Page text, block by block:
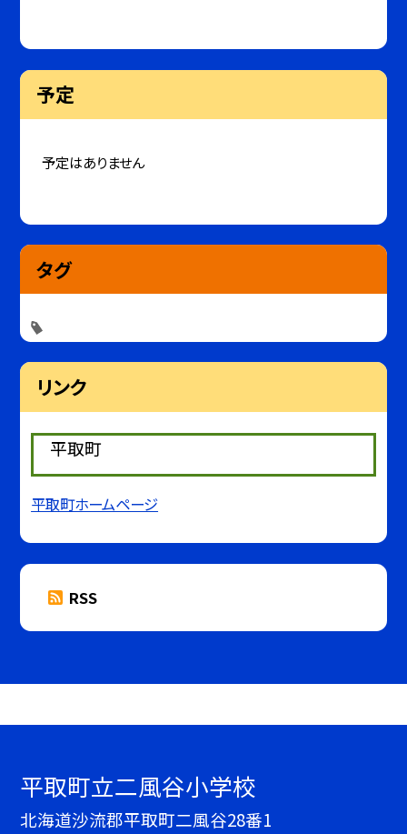
予定
予定はありません
タグ
リンク
平取町
平取町ホームページ
RSS
平取町立二風谷小学校
北海道沙流郡平取町二風谷28番1